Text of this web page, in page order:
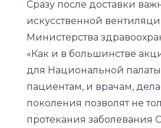
«Как и в большинстве
для Национальной
пациентам, и врачам,
поколения позволят не
протекания заболевания
медицинских
самых современных
- отмечает председатель